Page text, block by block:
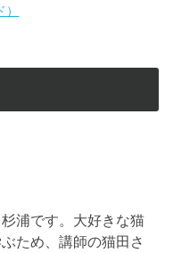
浦です。大好きな猫
ため、講師の猫田さ